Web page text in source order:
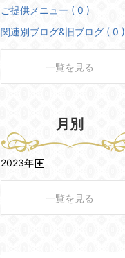
ご提供メニュー ( 0 )
関連別ブログ&旧ブログ ( 0 )
一覧を見る
月別
2023年
一覧を見る